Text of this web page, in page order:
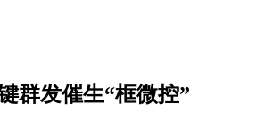
群发催生“框微控”